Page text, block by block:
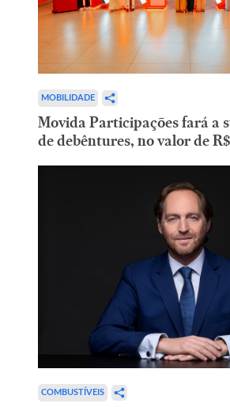
MOBILIDADE
Movida Participações fará a
de debêntures, no valor de
COMBUSTÍVEIS